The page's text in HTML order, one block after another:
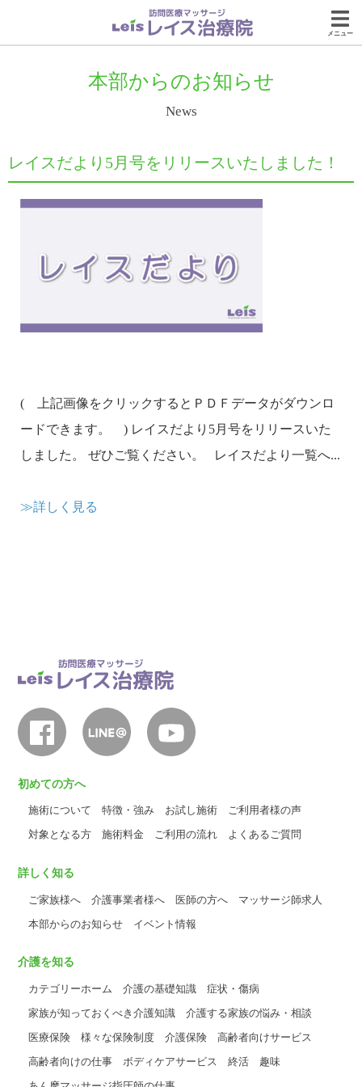
メニュー
本部からのお知らせ
News
レイスだより5月号をリリースいたしました！
( 上記画像をクリックするとＰＤＦデータがダウンロ
ードできます。 ) レイスだより5月号をリリースいた
しました。 ぜひご覧ください。 レイスだより一覧へ...
≫詳しく見る
初めての方へ
施術について 特徴・強み お試し施術
ご利用者様の声
対象となる方
施術料金 ご利用の流れ よくあるご質問
詳しく知る
ご家族様へ 介護事業者様へ 医師の方へ
マッサージ師求人
本部からのお知らせ
イベント情報
介護を知る
カテゴリーホーム 介護の基礎知識
症状・傷病
家族が知っておくべき介護知識
介護する家族の悩み・相談
医療保険
様々な保険制度 介護保険
高齢者向けサービス
高齢者向けの仕事
ボディケアサービス 終活
趣味